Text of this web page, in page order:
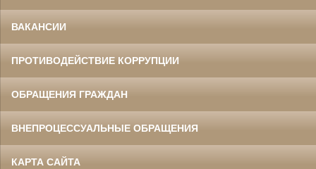
ВАКАНСИИ
ПРОТИВОДЕЙСТВИЕ КОРРУПЦИИ
ОБРАЩЕНИЯ ГРАЖДАН
ВНЕПРОЦЕССУАЛЬНЫЕ ОБРАЩЕНИЯ
КАРТА САЙТА